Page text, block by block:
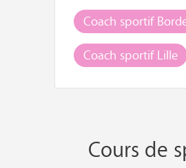
Coach sportif
Coach sportif Lille
Cours de